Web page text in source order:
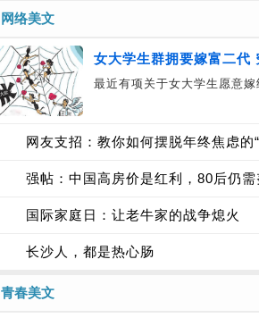
网络美文
女大学生群拥要嫁富二代
最近有项关于女大学生愿意
网友支招：教你如何摆脱年终焦虑的“
强帖：中国高房价是红利，80后仍需
国际家庭日：让老牛家的战争熄火
长沙人，都是热心肠
青春美文